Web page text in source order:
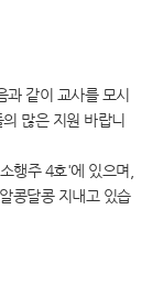
같이 교사를 모시
많은 지원 바랍니
행주 4호'에 있으며,
콩달콩 지내고 있습